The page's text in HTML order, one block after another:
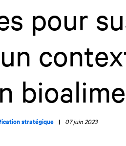
pour
stratégique | 07 juin 2023